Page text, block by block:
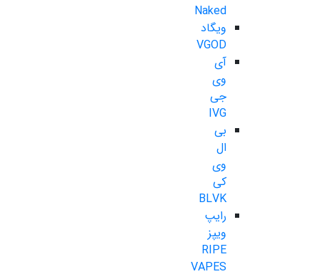
Naked
ویگاد
VGOD
آی
وی
جی
IVG
بی
ال
وی
کی
BLVK
رایپ
ویپز
RIPE
VAPES